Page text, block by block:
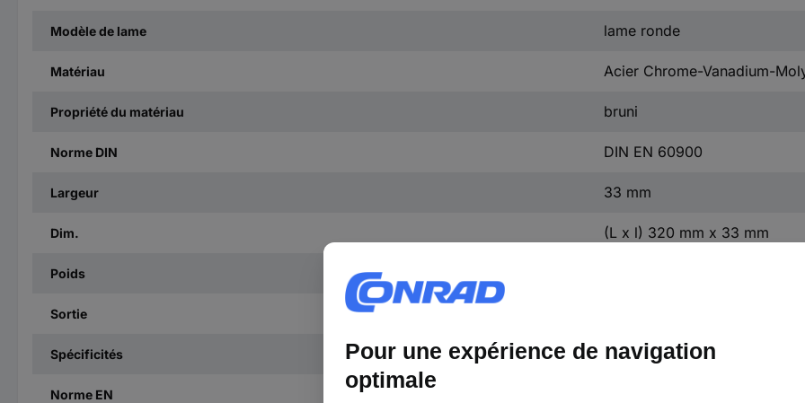
Modèle de lame lame ronde
Matériau Acier Chrome-Vanadium-
Propriété du matériau bruni
Norme DIN DIN EN 60900
Largeur 33 mm
Dim. (L x l) 320 mm x 33 mm
Poids
Sortie
Spécificités manche composite
Norme EN